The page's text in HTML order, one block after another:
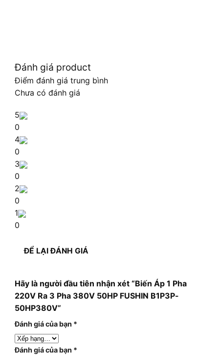
Đánh giá product
Điểm đánh giá trung bình
Chưa có đánh giá
5
0
4
0
3
0
2
0
1
0
ĐỂ LẠI ĐÁNH GIÁ
Hãy là người đầu tiên nhận xét “Biến Áp 1 Pha
220V Ra 3 Pha 380V 50HP FUSHIN B1P3P-
50HP380V”
Đánh giá của bạn *
Đánh giá của bạn *